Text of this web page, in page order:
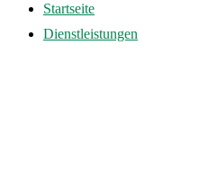
Startseite
Dienstleistungen